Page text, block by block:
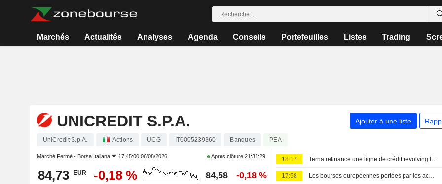
Marchés Actualités Analyses Agenda Conseils Portefeuilles Listes Trading
UNICREDIT S.P.A. Ajouter à une liste
UniCredit S.p.A. Actions UCG IT0005239360 Banques PEA
Marché Fermé - Borsa Italiana 17:45:00 06/08/2026 Après clôture 21:31:29
84,73 EUR -0,18 % 84,58 -0,18 %
18:17 Terna refinance une ligne de crédit revolving liée aux critères ESG de 2,3 milliards d'euros
17:58 Les bourses européennes portées par les achats ; nouveau record pour le MIB